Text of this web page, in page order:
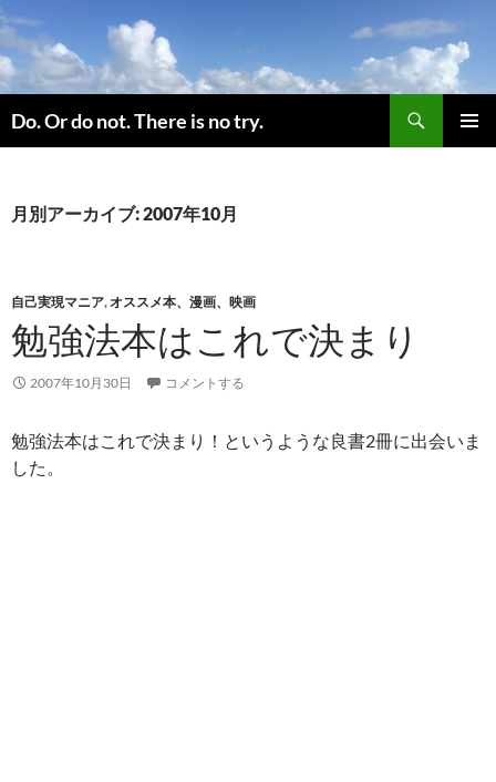
コ
ン
テ
ン
ツ
へ
ッ
Do. Or do not. There is no try.
索
月別アーカイブ: 2007年10月
自己実現マニア,オススメ本、漫画、映画
勉強法本はこれで決まり
2007年10月30日 コメントする
勉強法本はこれで決まり！というような良書2冊に出会いま
した。